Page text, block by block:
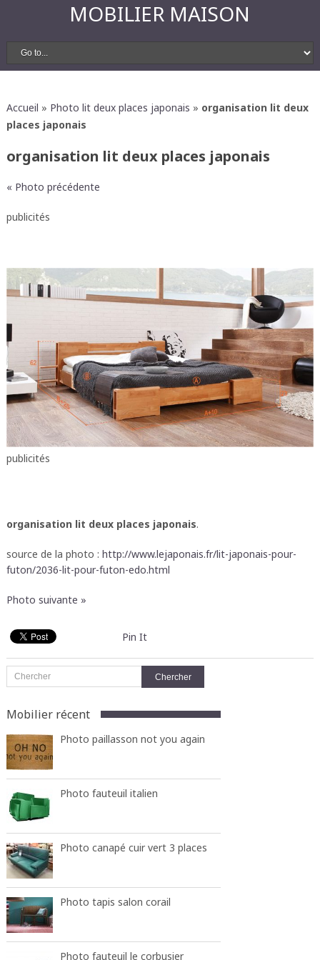
MOBILIER MAISON
Accueil » Photo lit deux places japonais » organisation lit deux
places japonais
organisation lit deux places japonais
« Photo précédente
publicités
publicités
organisation lit deux places japonais.
source de la photo : http://www.lejaponais.fr/lit-japonais-pour-
futon/2036-lit-pour-futon-edo.html
Photo suivante »
Pin It
Mobilier récent
Photo paillasson not you again
Photo fauteuil italien
Photo canapé cuir vert 3 places
Photo tapis salon corail
Photo fauteuil le corbusier